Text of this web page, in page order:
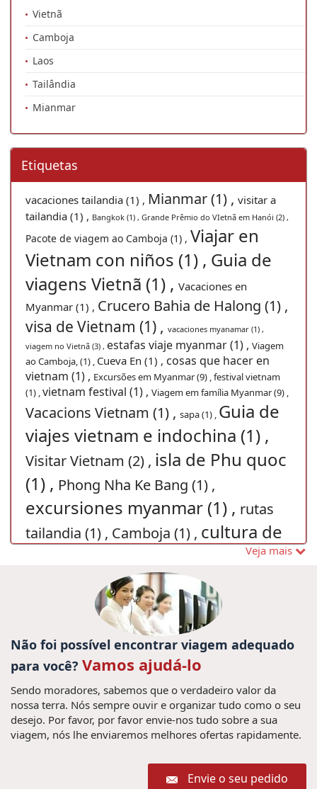
Vietnã
Camboja
Laos
Tailândia
Mianmar
Etiquetas
vacaciones tailandia (1) , Mianmar (1) , visitar a
tailandia (1) , Bangkok (1) , Grande Prêmio do VIetnã em Hanói (2) ,
Pacote de viagem ao Camboja (1) , Viajar en
Vietnam con niños (1) , Guia de
viagens Vietnã (1) , Vacaciones en
Myanmar (1) , Crucero Bahia de Halong (1) ,
visa de Vietnam (1) , vacaciones myanamar (1) ,
viagem no Vietnã (3) , estafas viaje myanmar (1) , Viagem
ao Camboja, (1) , Cueva En (1) , cosas que hacer en
vietnam (1) , Excursões em Myanmar (9) ,festival vietnam
(1) ,vietnam festival (1) , Viagem em família Myanmar (9) ,
Vacacions Vietnam (1) , sapa (1) , Guia de
viajes vietnam e indochina (1) ,
Visitar Vietnam (2) , isla de Phu quoc
(1) , Phong Nha Ke Bang (1) ,
excursiones myanmar (1) , rutas
tailandia (1) , Camboja (1) , cultura de
Festival de
Viaje a Vietnam Viajes a
Vietnam Fórmula Uno (1) ,
en familia a Tailandia (1) ,capital de vietnam
(1) ,vacaciones myanmar (1) , Viajes a
Bagan (1) ,guia de viajes Vietnam (1) ,
Tailândia (7) ,Trip in Vietnam (1) ,Viajes en familia
Camboya (1) , Grande Prémio do Vietnã (2) , visa para
Vietnam (1) ,Excusiones Camboya (1) ,visitar
viagem para Vietnã (6) ,Qué ver en
Veja mais
Não foi possível encontrar viagem adequado
para você? Vamos ajudá-lo
Sendo moradores, sabemos que o verdadeiro valor da
nossa terra. Nós sempre ouvir e organizar tudo como o seu
desejo. Por favor, por favor envie-nos tudo sobre a sua
viagem, nós lhe enviaremos melhores ofertas rapidamente.
Envie o seu pedido